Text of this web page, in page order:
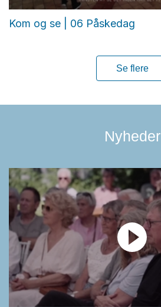
Kom og se | 06 Påskedag
Se flere
Nyheder